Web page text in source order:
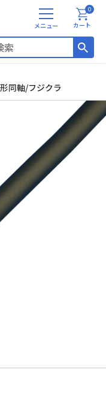
メ
ニ
カート
0
同軸/フジクラ